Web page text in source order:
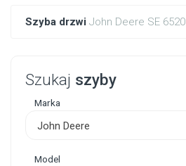
Szyba drzwi John Deere SE 6520
Szukaj szyby
Marka
John Deere
Model